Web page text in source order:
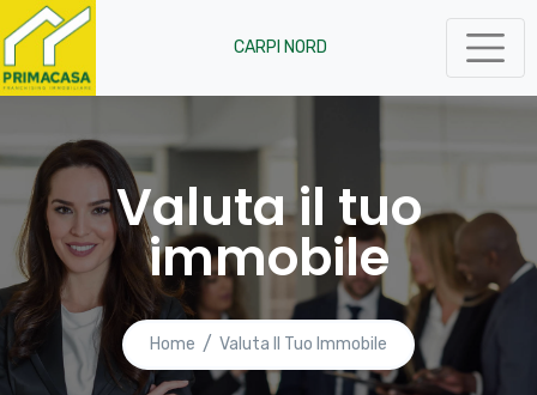
CARPI NORD
Valuta il tuo
immobile
Home Valuta Il Tuo Immobile